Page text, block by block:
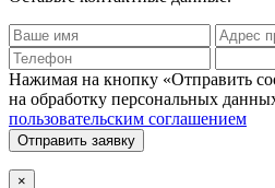
Нажимая на кнопку «Отправить
на обработку персональных
пользовательским соглашением
Отправить заявку
×